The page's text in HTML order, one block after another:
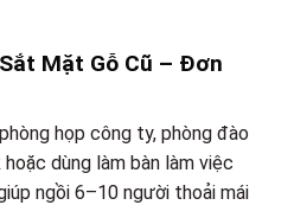
Mặt Gỗ Cũ – Đơn
họp công ty, phòng đào
dùng làm bàn làm việc
ngồi 6–10 người thoải mái